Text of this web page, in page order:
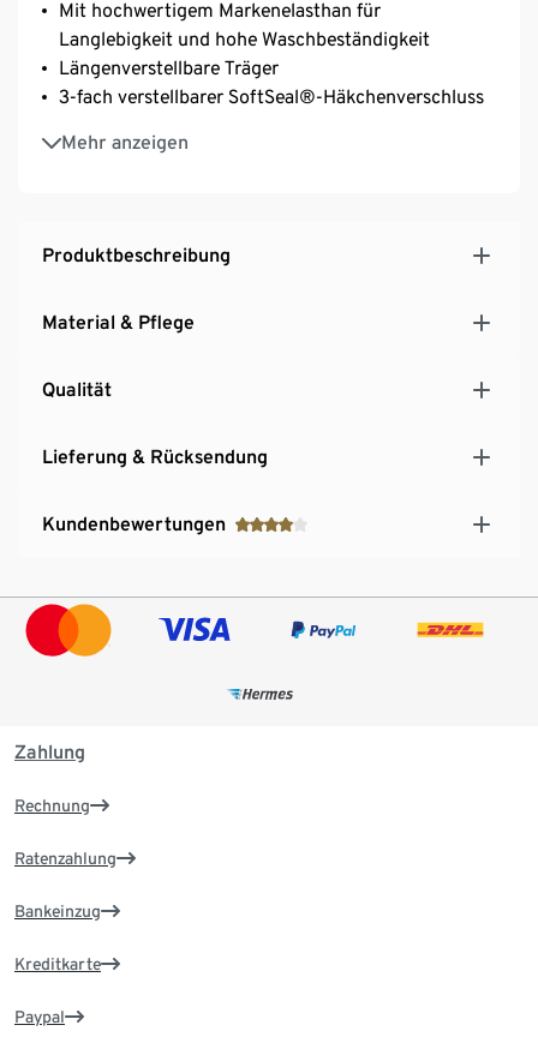
Mit hochwertigem Markenelasthan für
Langlebigkeit und hohe Waschbeständigkeit
Längenverstellbare Träger
3-fach verstellbarer SoftSeal®-Häkchenverschluss
Mehr anzeigen
Optimale Passform: Verschlussbreite proportional
an Cupgröße angepasst
Produktbeschreibung
Material & Pflege
Qualität
Lieferung & Rücksendung
Kundenbewertungen
Zahlung
Rechnung
Ratenzahlung
Bankeinzug
Kreditkarte
Paypal